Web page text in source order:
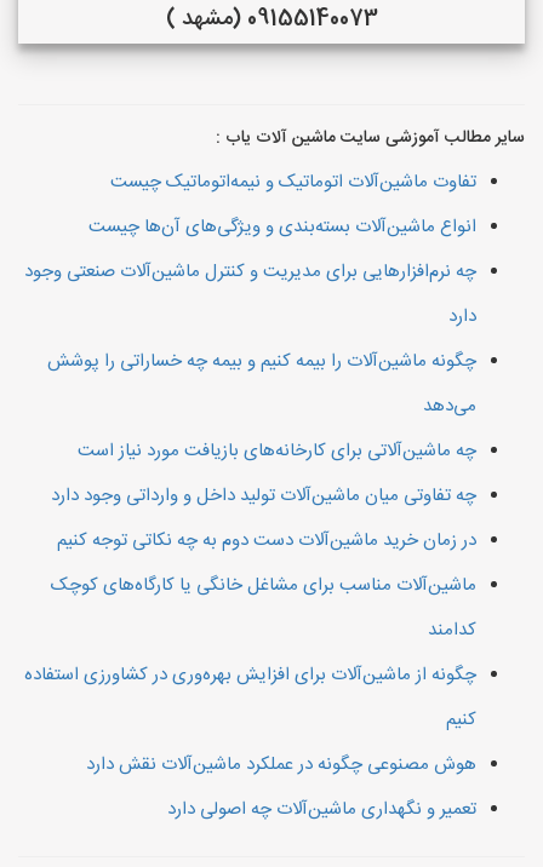
09155140073 (مشهد )
سایر مطالب آموزشی سایت ماشین آلات یاب :
تفاوت ماشین‌آلات اتوماتیک و نیمه‌اتوماتیک چیست
انواع ماشین‌آلات بسته‌بندی و ویژگی‌های آن‌ها چیست
چه نرم‌افزارهایی برای مدیریت و کنترل ماشین‌آلات صنعتی وجود
دارد
چگونه ماشین‌آلات را بیمه کنیم و بیمه چه خساراتی را پوشش
می‌دهد
چه ماشین‌آلاتی برای کارخانه‌های بازیافت مورد نیاز است
چه تفاوتی میان ماشین‌آلات تولید داخل و وارداتی وجود دارد
در زمان خرید ماشین‌آلات دست دوم به چه نکاتی توجه کنیم
ماشین‌آلات مناسب برای مشاغل خانگی یا کارگاه‌های کوچک
کدامند
چگونه از ماشین‌آلات برای افزایش بهره‌وری در کشاورزی استفاده
کنیم
هوش مصنوعی چگونه در عملکرد ماشین‌آلات نقش دارد
تعمیر و نگهداری ماشین‌آلات چه اصولی دارد